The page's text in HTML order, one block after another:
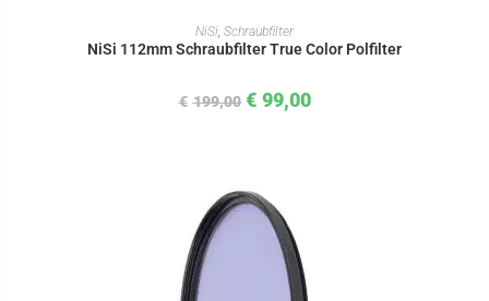
IN DEN WARENKORB
NiSi, Schraubfilter
NiSi 112mm Schraubfilter True Color Polfilter
€ 199,00 € 99,00